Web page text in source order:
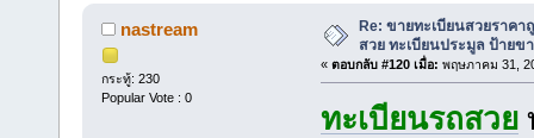
nastream
กระทู้: 230
Popular Vote : 0
Re: ขายทะเบียนสวยราคา
สวย ทะเบียนประมูล ป้ายข
« ตอบกลับ #120 เมื่อ: พฤษภาคม 31,
ทะเบียนรถสวย